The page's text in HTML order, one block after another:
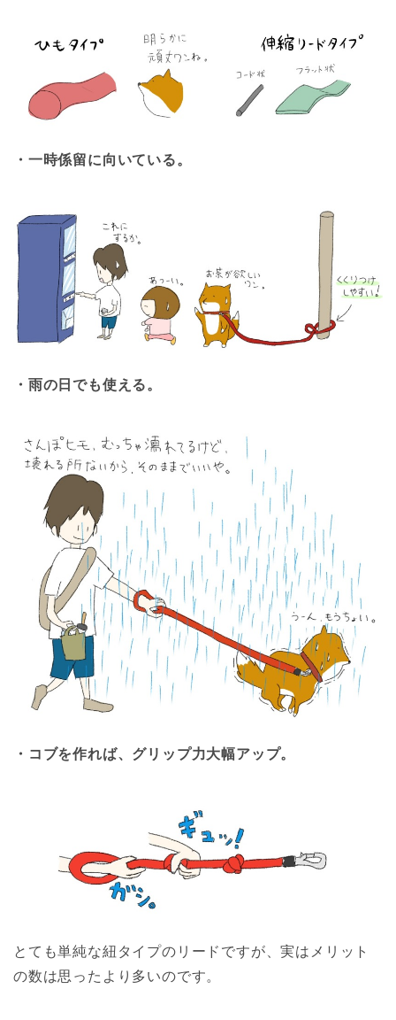
・一時係留に向いている。
・雨の日でも使える。
・コブを作れば、グリップ力大幅アップ。
とても単純な紐タイプのリードですが、実はメリット
の数は思ったより多いのです。